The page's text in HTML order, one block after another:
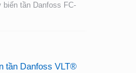
biến tần Danfoss FC-
tần Danfoss VLT®